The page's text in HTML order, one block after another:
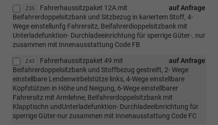
Z35 auf Anfrage
Fahrerhaussitzpaket 12A mit
Beifahrerdoppelsitzbank und Sitzbezug in kariertem Stoff, 4-
Wege einstellunfg Fahrersitz, Beifahrerdioppelsitzbank mit
Unterladefunktion- Durchladeeinrichtung für sperrige Güter-. nur
zusammen mit Innenausstattung Code FB
Z43 auf Anfrage
Fahrerhaussitzpaket 49 mit
Beifahrerdoppelsitzbank und Stoffbezug gestreift, 2- Wege
einstellbare Lendenwirbelstütze links, 4-Wege einstellbare
Kopfstützen in Höhe und Neigung, 6-Wege einstellbarer
Fahrersitz mit Armlehne, Beifahrerdoppelsitzbank mit
Klapptischn undUnterladefunktion- Durchladeeibnrichtung für
sperrige Güter-nur zusammen mit Innenausstattung Code FC